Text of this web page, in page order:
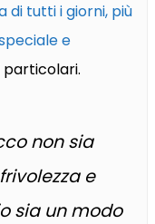
di tutti i giorni, più
e
particolari.
non sia
e
sia un modo